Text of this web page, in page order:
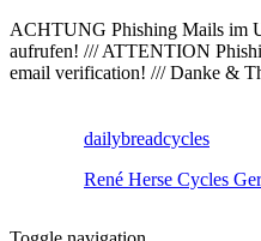
ACHTUNG Phishing Mails im
aufrufen! /// ATTENTION
email verification! /// Danke &
dailybreadcycles
René Herse Cycles